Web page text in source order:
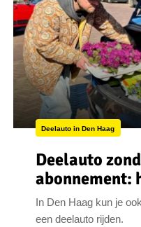
Deelauto in Den Haag
Deelauto
abonnement:
In Den Haag kun je
een deelauto rijden.